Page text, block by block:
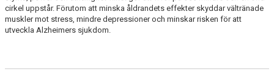
cirkel uppstår. Förutom att minska åldrandets effekter skyddar vältränade
muskler mot stress, mindre depressioner och minskar risken för att
utveckla Alzheimers sjukdom.